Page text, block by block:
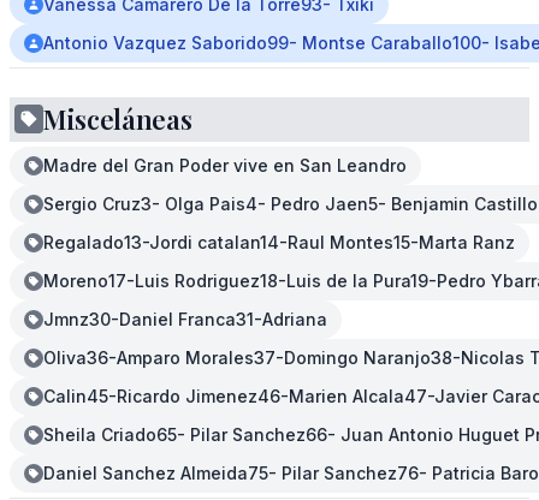
Vanessa Camarero De la Torre93- Txiki
Antonio Vazquez Saborido99- Montse Caraballo100-
Misceláneas
Madre del Gran Poder vive en San Leandro
Sergio Cruz3- Olga Pais4- Pedro Jaen5- Benjamin
Regalado13-Jordi catalan14-Raul Montes15-Marta Ranz
Moreno17-Luis Rodriguez18-Luis de la Pura19-Pedro
Jmnz30-Daniel Franca31-Adriana
Oliva36-Amparo Morales37-Domingo Naranjo38-Nicolas
Calin45-Ricardo Jimenez46-Marien Alcala47-Javier
Sheila Criado65- Pilar Sanchez66- Juan Antonio Huguet
Daniel Sanchez Almeida75- Pilar Sanchez76- Patricia